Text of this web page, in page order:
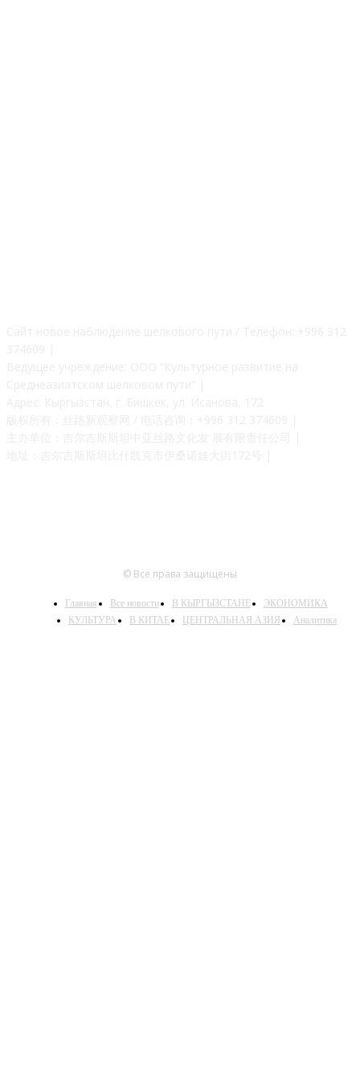
© Все права защищены
Главная Все новости В КЫРГЫЗСТАНЕ
ЭКОНОМИКА
КУЛЬТУРА
В КИТАЕ ЦЕНТРАЛЬНАЯ АЗИЯ Аналитика